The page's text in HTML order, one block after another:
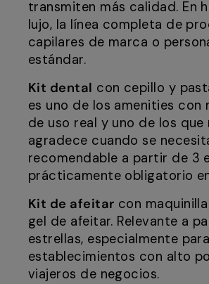
transmiten más calidad. En
lujo, la línea completa de
capilares de marca o
estándar.
Kit dental con cepillo y
es uno de los amenities con
de uso real y uno de los que
agradece cuando se
recomendable a partir de 3
prácticamente obligatorio
Kit de afeitar con
gel de afeitar. Relevante a
estrellas, especialmente para
establecimientos con alto
viajeros de negocios.